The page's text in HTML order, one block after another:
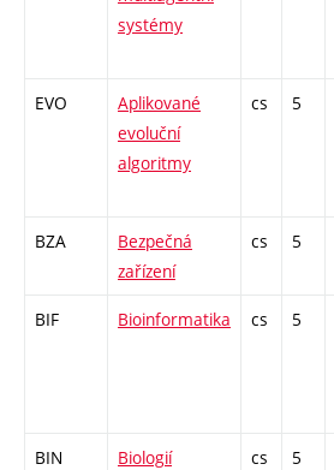
systémy
EVO
Aplikované
evoluční
algoritmy
cs 5
BZA
Bezpečná
zařízení
cs 5
BIF Bioinformatika cs 5
BIN
Biologií
cs 5